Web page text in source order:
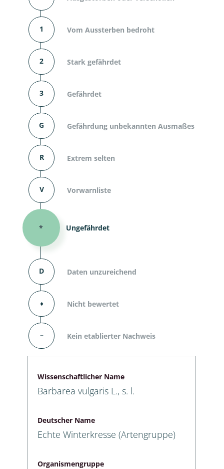
1 Vom Aussterben bedroht
2 Stark gefährdet
3 Gefährdet
G Gefährdung unbekannten Ausmaßes
R Extrem selten
V Vorwarnliste
* Ungefährdet
D Daten unzureichend
⬧ Nicht bewertet
– Kein etablierter Nachweis
Wissenschaftlicher Name
Barbarea vulgaris L., s. l.
Deutscher Name
Echte Winterkresse (Artengruppe)
Organismengruppe